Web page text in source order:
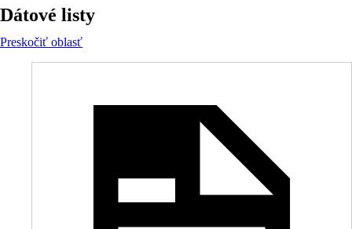
Dátové listy
Preskočiť oblasť